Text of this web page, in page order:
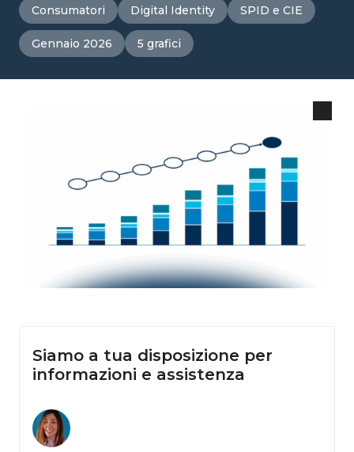
Consumatori Digital Identity SPID e CIE
Gennaio 2026 5 grafici
Siamo a tua disposizione per
informazioni e assistenza